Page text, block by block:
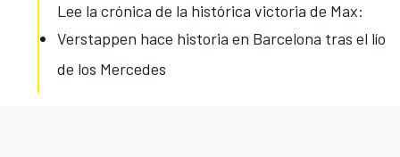
Lee la crónica de la histórica victoria de Max:
Verstappen hace historia en Barcelona tras el lío
de los Mercedes